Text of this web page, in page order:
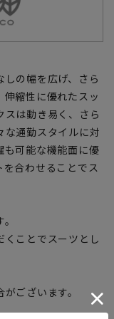
の幅を広げ、さら
縮性に優れたスッ
は動き易く、さら
な通勤スタイルに対
も可能な機能面に優
合わせることでス
ことでスーツとし
ございます。